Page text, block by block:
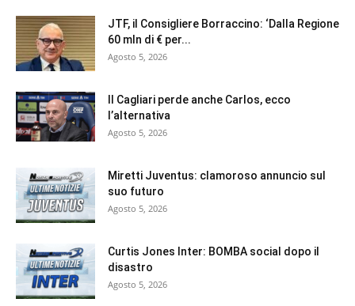
JTF, il Consigliere Borraccino: ‘Dalla Regione
60 mln di € per...
Agosto 5, 2026
Il Cagliari perde anche Carlos, ecco
l’alternativa
Agosto 5, 2026
Miretti Juventus: clamoroso annuncio sul
suo futuro
Agosto 5, 2026
Curtis Jones Inter: BOMBA social dopo il
disastro
Agosto 5, 2026